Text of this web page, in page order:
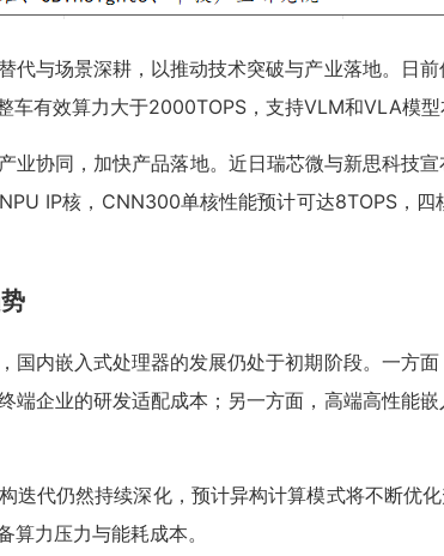
代与场景深耕，以推动技术突破与产业落地。日
车有效算力大于2000TOPS，支持VLM和VLA模型
业协同，加快产品落地。近日瑞芯微与新思科技
IP核，CNN300单核性能预计可达8TOPS，
国内嵌入式处理器的发展仍处于初期阶段。一方
端企业的研发适配成本；另一方面，高端高性能
迭代仍然持续深化，预计异构计算模式将不断优
算力压力与能耗成本。